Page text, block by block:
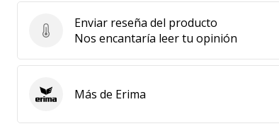
Enviar reseña del producto
Enviar reseña del producto
Nos encantaría leer tu opinión
ErimaMás de Erima